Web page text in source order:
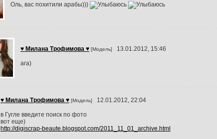
Оль, вас похитили арабы)))
♥ Милана Трофимова ♥ [Модель] 13.01.2012, 15:46
ага)
♥ Милана Трофимова ♥ [Модель] 12.01.2012, 22:04
в Гугле введите поиск по фото
вот еще)
http://digiscrap-beaute.blogspot.com/2011_11_01_archive.html